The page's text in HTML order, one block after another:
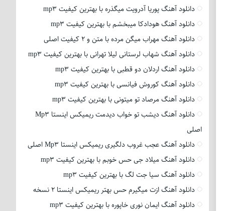
دانلود آهنگ پوریا آدرویت میگذره با بهترین کیفیت mp3
دانلود آهنگ هودادکا میبخشم با بهترین کیفیت mp3
دانلود آهنگ مهراب میگن مرده با متن و 2 کیفیت اصلی
دانلود آهنگ شهاب لرستانی لیلا تهرانی با بهترین کیفیت mp3
دانلود آهنگ اردلان دو قطبی با بهترین کیفیت mp3
دانلود آهنگ کوروش فیانسی با بهترین کیفیت mp3
دانلود آهنگ مرصاد تو میتونی با بهترین کیفیت mp3
دانلود آهنگ دیشب تو خواب دیدمت ریمیکس اینستا Mp3
اصلی
دانلود آهنگ عجب غروب دلگیری ریمیکس اینستا Mp3 اصلی
دانلود آهنگ میلاد جی حس خوبم با بهترین کیفیت mp3
دانلود آهنگ سیا جت لگ با بهترین کیفیت mp3
دانلود آهنگ ازت میگیرم حس بهتر ریمیکس اینستا 2 نسخه
دانلود آهنگ ایمان نوری خاپوره با بهترین کیفیت mp3